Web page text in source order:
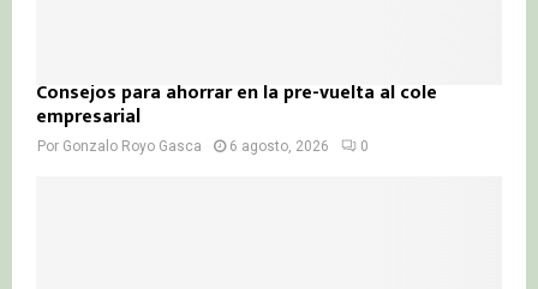
Consejos para ahorrar en la pre-vuelta al cole
empresarial
Por Gonzalo Royo Gasca 6 agosto, 2026 0